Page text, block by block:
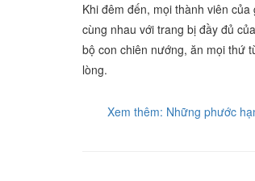
Khi đêm đến, mọi thành viên
cùng nhau với trang bị đầy đủ
bộ con chiên nướng, ăn mọi thứ
lòng.
Xem thêm: Những phước